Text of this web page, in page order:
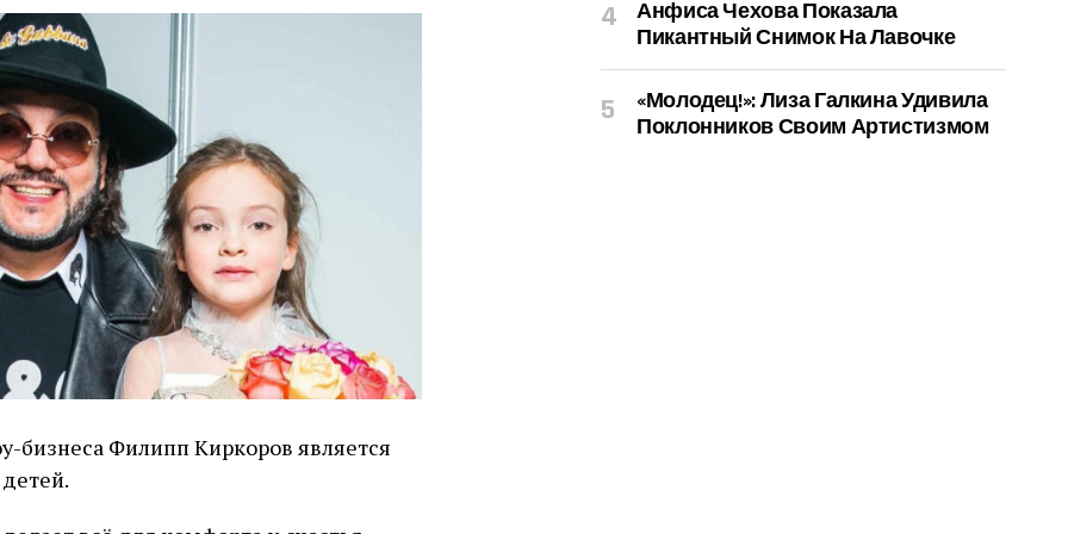
Филипп Киркоров является
Анфиса Чехова Показала
Пикантный Снимок На Лавочке
«Молодец!»: Лиза Галкина Удивила
Поклонников Своим Артистизмом